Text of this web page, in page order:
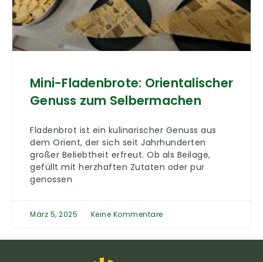
Mini-Fladenbrote: Orientalischer
Genuss zum Selbermachen
Fladenbrot ist ein kulinarischer Genuss aus
dem Orient, der sich seit Jahrhunderten
großer Beliebtheit erfreut. Ob als Beilage,
gefüllt mit herzhaften Zutaten oder pur
genossen
März 5, 2025 Keine Kommentare